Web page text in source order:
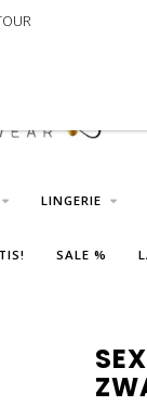
LINGERIE
SALE %